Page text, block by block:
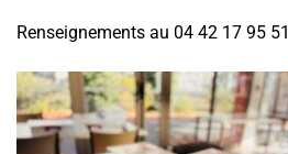
Renseignements au 04 42 17 95 51